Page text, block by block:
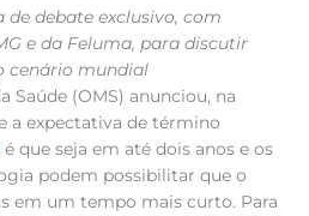
de debate exclusivo, com
e da Feluma, para discutir
cenário mundial
Saúde (OMS) anunciou, na
a expectativa de término
é que seja em até dois anos e os
podem possibilitar que o
em um tempo mais curto. Para